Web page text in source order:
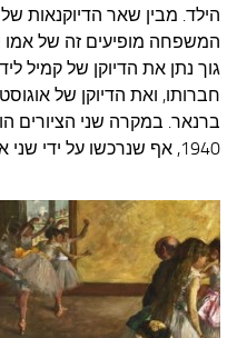
הילד. מבין שאר הדיוקנאות של
המשפחה מופיעים זה של אמו
גוך נתן את הדיוקן של קמיל
חברותו, ואת הדיוקן של
ברנאר. במקרה שני הציורים
1940, אף שנרכשו על ידי שני אספנים שונים.